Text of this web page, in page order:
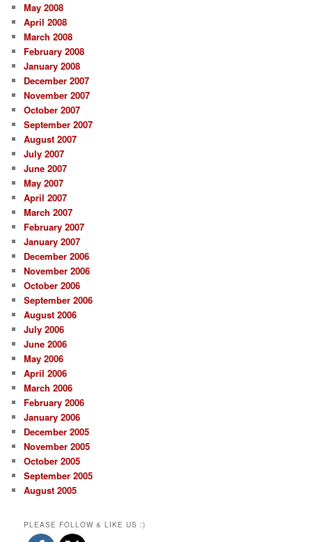
May 2008
April 2008
March 2008
February 2008
January 2008
December 2007
November 2007
October 2007
September 2007
August 2007
July 2007
June 2007
May 2007
April 2007
March 2007
February 2007
January 2007
December 2006
November 2006
October 2006
September 2006
August 2006
July 2006
June 2006
May 2006
April 2006
March 2006
February 2006
January 2006
December 2005
November 2005
October 2005
September 2005
August 2005
PLEASE FOLLOW & LIKE US :)